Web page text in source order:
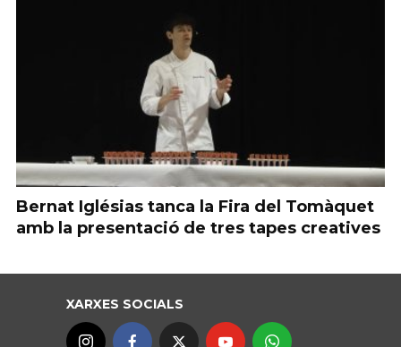
Bernat Iglésias tanca la Fira del Tomàquet
amb la presentació de tres tapes creatives
XARXES SOCIALS